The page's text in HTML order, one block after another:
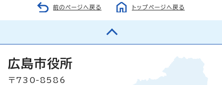
前のページへ戻る トップページへ戻る
広島市役所
〒730-8586